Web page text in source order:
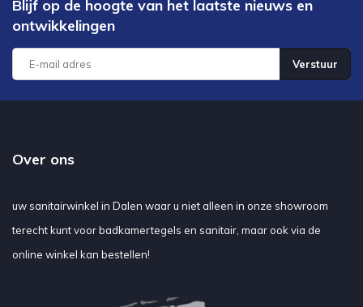
Blijf op de hoogte van het laatste nieuws en
ontwikkelingen
Verstuur
Over ons
uw sanitairwinkel in Dalen waar u niet alleen in onze showroom
terecht kunt voor badkamertegels en sanitair, maar ook via de
online winkel kan bestellen!